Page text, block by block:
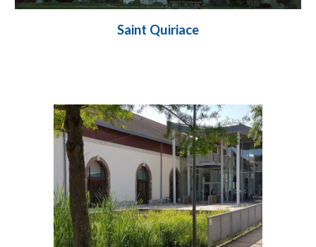
Saint Quiriace